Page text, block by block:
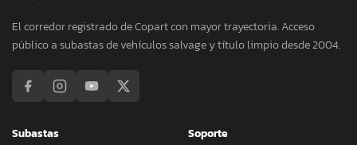
El corredor registrado de Copart con mayor trayectoria. Acceso
público a subastas de vehículos salvage y título limpio desde 2004.
Subastas
Soporte